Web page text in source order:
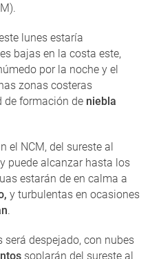
lunes estaría
bajas en la costa este,
por la noche y el
zonas costeras
de formación de niebla
el NCM, del sureste al
puede alcanzar hasta los
estarán de en calma a
y turbulentas en ocasiones
.
despejado, con nubes
soplarán del sureste al